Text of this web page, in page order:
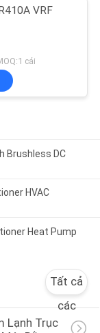
VRF
cái
Brushless DC
HVAC
Heat Pump
Tất cả
các
Lạnh Trục